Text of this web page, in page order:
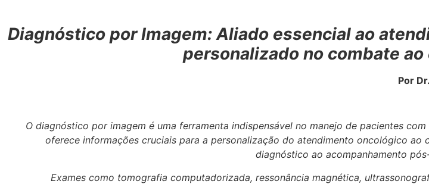
Diagnóstico por Imagem: Aliado essencial ao
personalizado no combate ao
Por
O diagnóstico por imagem é uma ferramenta indispensável no manejo de pacientes com
oferece informações cruciais para a personalização do atendimento oncológico ao
diagnóstico ao acompanhamento
Exames como tomografia computadorizada, ressonância magnética,